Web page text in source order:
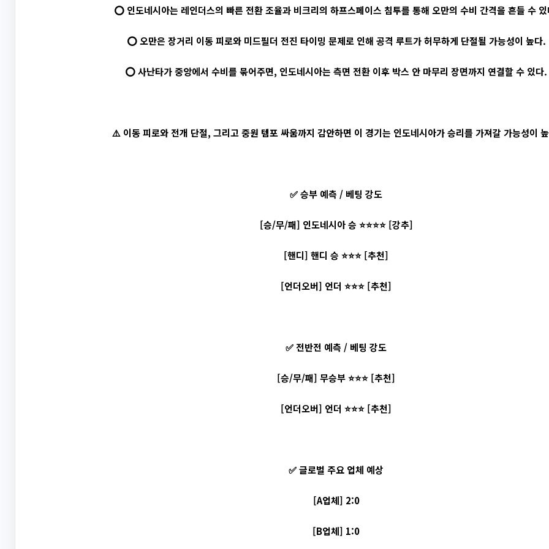
⭕ 인도네시아는 레인더스의 빠른 전환 조율과 비크리의 하프스페이스 침투를 통해 오만의 수비 간격을 흔들 수
⭕ 오만은 장거리 이동 피로와 미드필더 전진 타이밍 문제로 인해 공격 루트가 허무하게 단절될 가능성이 높다.
⭕ 사난타가 중앙에서 수비를 묶어주면, 인도네시아는 측면 전환 이후 박스 안 마무리 장면까지 연결할 수 있다.
⚠️ 이동 피로와 전개 단절, 그리고 중원 템포 싸움까지 감안하면 이 경기는 인도네시아가 승리를 가져갈 가능성이
✅ 승부 예측 / 베팅 강도
[승/무/패] 인도네시아 승 ⭐⭐⭐⭐ [강추]
[핸디] 핸디 승 ⭐⭐⭐ [추천]
[언더오버] 언더 ⭐⭐⭐ [추천]
✅ 전반전 예측 / 베팅 강도
[승/무/패] 무승부 ⭐⭐⭐ [추천]
[언더오버] 언더 ⭐⭐⭐ [추천]
✅ 글로벌 주요 업체 예상
[A업체] 2:0
[B업체] 1:0